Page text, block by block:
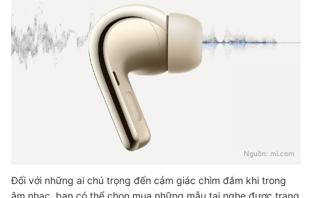
Nguồn: mi.com
Đối với những ai chú trọng đến cảm giác chìm đắm khi trong
âm nhạc, bạn có thể chọn mua những mẫu tai nghe được trang